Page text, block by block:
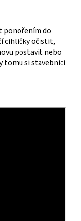
ponořením do
cihličky očistit,
postavit nebo
tomu si stavebnici